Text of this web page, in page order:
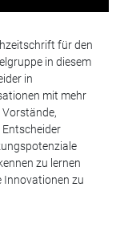
für den
in diesem
in
mit mehr
zu lernen
Innovationen zu